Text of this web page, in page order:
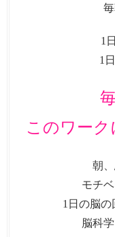
1
1
このワーク
朝
モチ
1日の脳
脳科